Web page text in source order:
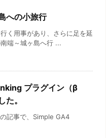
への小旅行
く用事があり、さらに足を延
端～城ヶ島へ行 ...
プラグイン（β
た。
記事で、Simple GA4